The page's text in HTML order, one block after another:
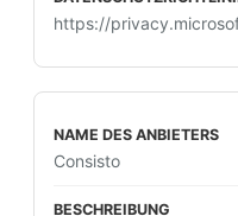
https://
Consisto